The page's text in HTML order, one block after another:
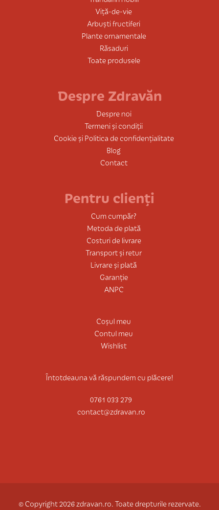
Viță-de-vie
Arbuști fructiferi
Plante ornamentale
Răsaduri
Toate produsele
Despre Zdravăn
Despre noi
Termeni și condiții
Cookie și Politica de confidențialitate
Blog
Contact
Pentru clienți
Cum cumpăr?
Metoda de plată
Costuri de livrare
Transport și retur
Livrare și plată
Garanție
ANPC
Coșul meu
Contul meu
Wishlist
Întotdeauna vă răspundem cu plăcere!
0761 033 279
contact@zdravan.ro
© Copyright 2026 zdravan.ro. Toate drepturile rezervate.